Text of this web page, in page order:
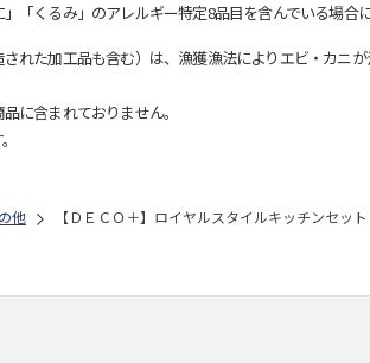
くるみ」のアレルギー特定8品目を含んでいる場合
た加工品も含む）は、漁獲漁法によりエビ・カニ
に含まれておりません。
他 【ＤＥＣＯ＋】ロイヤルスタイルキッチンセッ